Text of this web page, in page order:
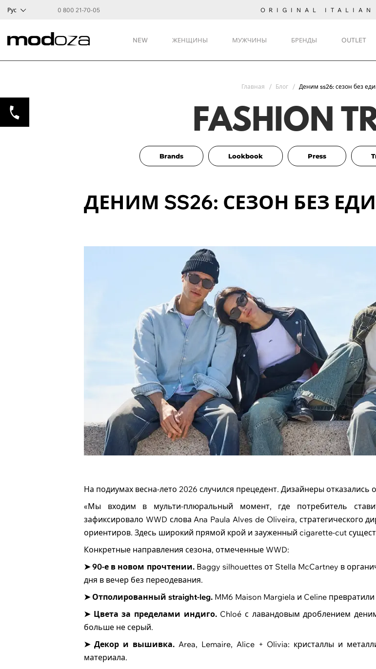
Рус 0 800 21-70-05 ORIGINAL ITALIAN
NEW ЖЕНЩИНЫ МУЖЧИНЫ БРЕНДЫ OUTLET
Главная Блог Деним ss26: сезон без
FASHION
Brands Lookbook Press
ДЕНИМ SS26: СЕЗОН БЕЗ
На подиумах весна-лето 2026 случился прецедент. Дизайнеры отказались
«Мы входим в мульти-плюральный момент, где потребитель
зафиксировало WWD слова Ana Paula Alves de Oliveira, стратегического
ориентиров. Здесь широкий прямой крой и зауженный cigarette-cut
Конкретные направления сезона, отмеченные WWD:
➤ 90-е в новом прочтении.Baggy silhouettes от Stella McCartney в
дня в вечер без переодевания.
➤ Отполированный straight-leg. MM6 Maison Margiela и Celine
➤ Цвета за пределами индиго.Chloé с лавандовым дроблением
больше не серый.
➤ Декор и вышивка.Area, Lemaire, Alice + Olivia: кристаллы и
материала.